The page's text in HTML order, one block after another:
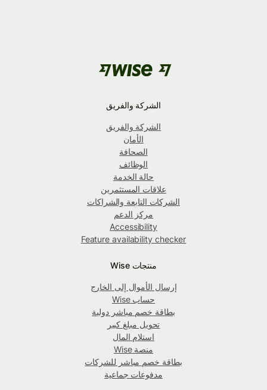
الشركة والفريق
الشركة والفريق
الأمان
الصحافة
الوظائف
حالة الخدمة
علاقات المستثمرين
الشركات التابعة والشراكات
مركز الدعم
Accessibility
Feature availability checker
منتجات Wise
إرسال الأموال إلى الخارج
حساب Wise
بطاقة خصم مباشر دولية
تحويل مبلغ كبير
استلام المال
منصة Wise
بطاقة خصم مباشر للشركات
مدفوعات جماعية